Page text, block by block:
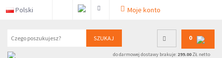
Polski Moje konto
SZUKAJ 0
do darmowej dostawy brakuje: 299.00ZŁ netto